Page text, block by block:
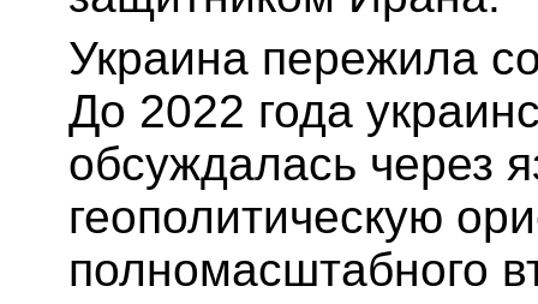
Украина пережила
До 2022 года
обсуждалась через
геополитическую
полномасштабного